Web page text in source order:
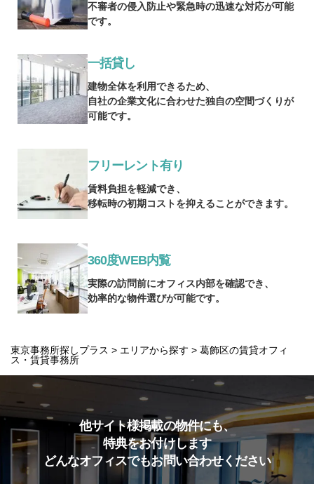
不審者の侵入防止や緊急時の迅速な対応が可能
です。
一括貸し
建物全体を利用できるため、
自社の企業文化に合わせた独自の空間づくりが
可能です。
フリーレント有り
賃料負担を軽減でき、
移転時の初期コストを抑えることができます。
360度WEB内覧
実際の訪問前にオフィス内部を確認でき、
効率的な物件選びが可能です。
東京事務所探しプラス > エリアから探す > 葛飾区の賃貸オフィ
ス・賃貸事務所
他サイト様掲載の物件にも、
特典をお付けします
どんなオフィスでもお問い合わせください